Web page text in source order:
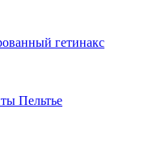
гетинакс
Пельтье